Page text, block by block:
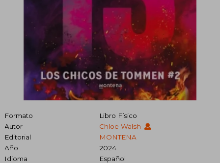
Formato
Libro Físico
Autor
Chloe Walsh
Editorial
MONTENA
Año
2024
Idioma
Español